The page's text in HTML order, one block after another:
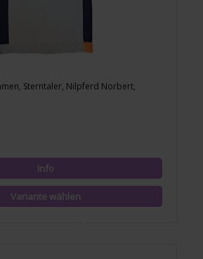
Sterntaler, Nilpferd Norbert,